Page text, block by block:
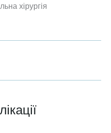
хірургія